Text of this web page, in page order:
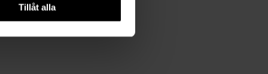
Tillåt alla